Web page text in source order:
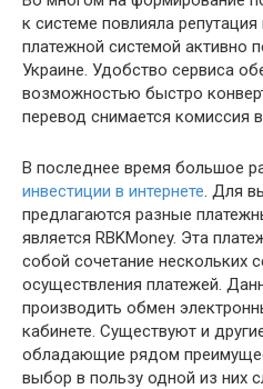
к системе повлияла
платежной системой активно
Украине. Удобство сервиса
возможностью быстро
перевод снимается комиссия
В последнее время большое
инвестиции в интернете. Для
предлагаются разные
является RBKMoney. Эта
собой сочетание нескольких
осуществления платежей.
производить обмен
кабинете. Существуют и
обладающие рядом
выбор в пользу одной из них